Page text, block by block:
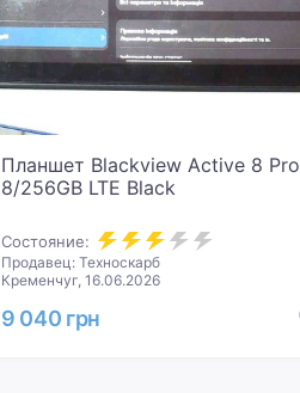
Планшет Blackview Active 8 Pro
8/256GB LTE Black
Состояние:
Продавец: Техноскарб
Кременчуг, 16.06.2026
9 040 грн